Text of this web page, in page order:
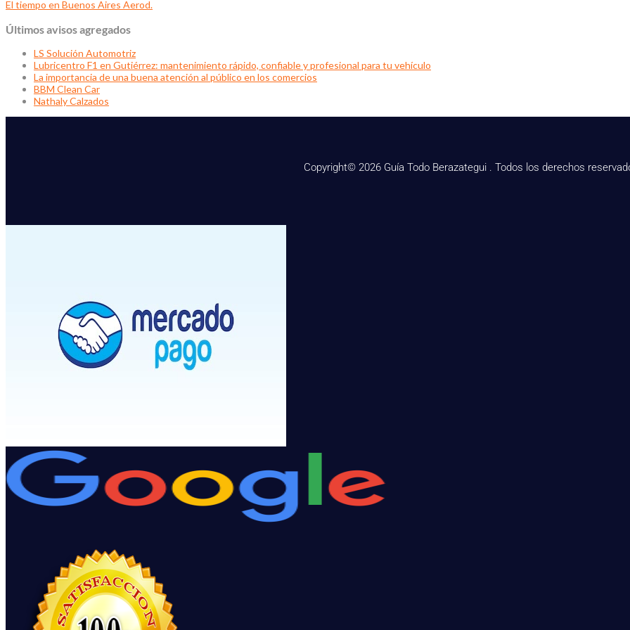
El tiempo en Buenos Aires Aerod.
Últimos avisos agregados
LS Solución Automotriz
Lubricentro F1 en Gutiérrez: mantenimiento rápido, confiable y profesional para tu vehículo
La importancia de una buena atención al público en los comercios
BBM Clean Car
Nathaly Calzados
Copyright© 2026 Guía Todo Berazategui . Todos los derechos